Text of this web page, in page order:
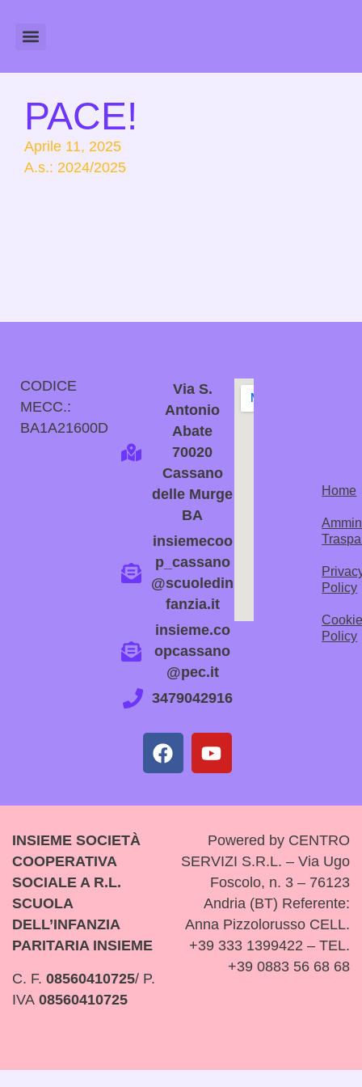
PACE!
Aprile 11, 2025
A.s.: 2024/2025
CODICE
MECC.:
BA1A21600D
Via S.
Antonio
Abate
70020
Cassano
delle Murge
BA
insiemecoo
p_cassano
@scuoledin
fanzia.it
insieme.co
opcassano
@pec.it
3479042916
Home
Policy
Policy
INSIEME SOCIETÀ
COOPERATIVA
SOCIALE A R.L.
SCUOLA
DELL’INFANZIA
PARITARIA INSIEME
C. F. 08560410725/ P.
IVA 08560410725
Powered by CENTRO
SERVIZI S.R.L. – Via Ugo
Foscolo, n. 3 – 76123
Andria (BT) Referente:
Anna Pizzolorusso CELL.
+39 333 1399422 – TEL.
+39 0883 56 68 68